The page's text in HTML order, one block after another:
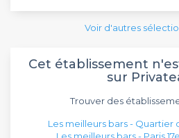
Voir d'autres
Cet établissement
sur
Trouver des
Les meilleurs bars - Quartier